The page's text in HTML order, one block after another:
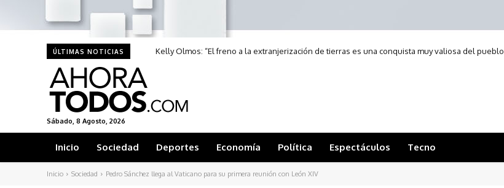
ÚLTIMAS NOTICIAS
Kelly Olmos: “El freno a la extranjerización de tierras es una conquista muy valiosa del pueblo
Sábado, 8 Agosto, 2026
Inicio Sociedad Deportes Economía Política Espectáculos Tecno
Inicio Sociedad Pedro Sánchez llega al Vaticano para su primera reunión con León XIV